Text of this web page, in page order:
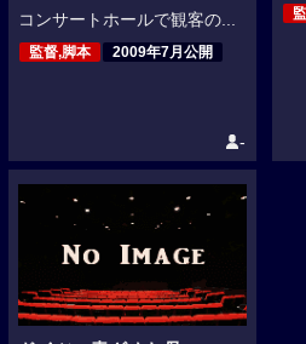
コンサートホールで観客の...
監督,脚本 2009年7月公開
-